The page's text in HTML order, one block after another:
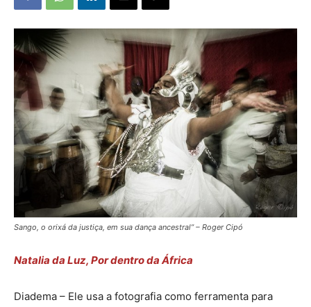
Sango, o orixá da justiça, em sua dança ancestral” – Roger Cipó
Natalia da Luz, Por dentro da África
Diadema – Ele usa a fotografia como ferramenta para